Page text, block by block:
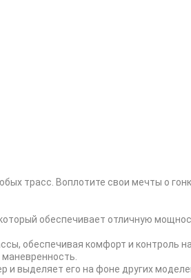
трасс. Воплотите свои мечты о
обеспечивает отличную
обеспечивая комфорт и контроль
и выделяет его на фоне других